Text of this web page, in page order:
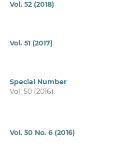
Vol. 52 (2018)
Vol. 51 (2017)
Special Number
Vol. 50 (2016)
Vol. 50 No. 6 (2016)